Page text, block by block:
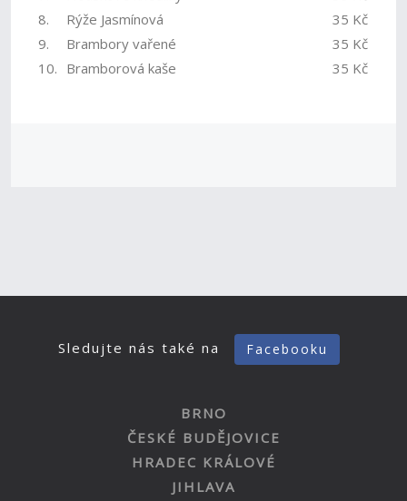
8.
Rýže Jasmínová
35 Kč
9.
Brambory vařené
35 Kč
10. Bramborová kaše 35 Kč
Sledujte nás také na Facebooku
BRNO
ČESKÉ BUDĚJOVICE
HRADEC KRÁLOVÉ
JIHLAVA